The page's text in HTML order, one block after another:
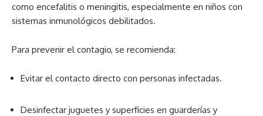
como encefalitis o meningitis, especialmente en niños con
sistemas inmunológicos debilitados.
Para prevenir el contagio, se recomienda:
Evitar el contacto directo con personas infectadas.
Desinfectar juguetes y superficies en guarderías y